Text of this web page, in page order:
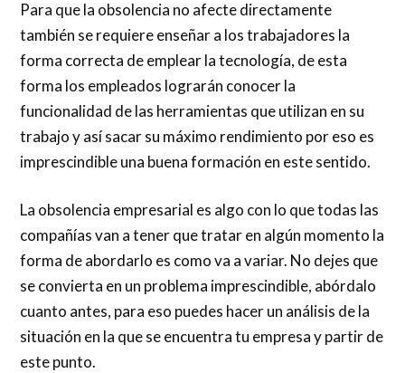
Para que la obsolencia no afecte directamente
también se requiere enseñar a los trabajadores la
forma correcta de emplear la tecnología, de esta
forma los empleados lograrán conocer la
funcionalidad de las herramientas que utilizan en su
trabajo y así sacar su máximo rendimiento por eso es
imprescindible una buena formación en este sentido.
La obsolencia empresarial es algo con lo que todas las
compañías van a tener que tratar en algún momento la
forma de abordarlo es como va a variar. No dejes que
se convierta en un problema imprescindible, abórdalo
cuanto antes, para eso puedes hacer un análisis de la
situación en la que se encuentra tu empresa y partir de
este punto.